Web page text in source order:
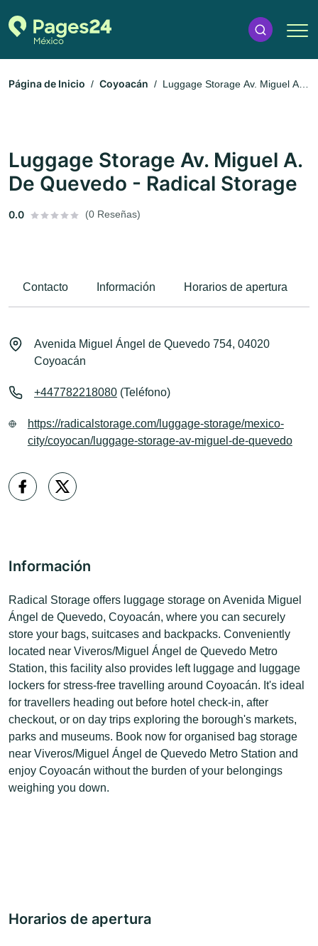
Página de Inicio Coyoacán
Luggage Storage Av. Miguel A.
Luggage Storage Av. Miguel A.
De Quevedo - Radical Storage
0.0 (0 Reseñas)
Contacto Información Horarios de apertura
Avenida Miguel Ángel de Quevedo 754, 04020
Coyoacán
+447782218080 (Teléfono)
https://radicalstorage.com/luggage-storage/mexico-
city/coyocan/luggage-storage-av-miguel-de-quevedo
Información
Radical Storage offers luggage storage on Avenida Miguel
Ángel de Quevedo, Coyoacán, where you can securely
store your bags, suitcases and backpacks. Conveniently
located near Viveros/Miguel Ángel de Quevedo Metro
Station, this facility also provides left luggage and luggage
lockers for stress-free travelling around Coyoacán. It's ideal
for travellers heading out before hotel check-in, after
checkout, or on day trips exploring the borough's markets,
parks and museums. Book now for organised bag storage
near Viveros/Miguel Ángel de Quevedo Metro Station and
enjoy Coyoacán without the burden of your belongings
weighing you down.
Horarios de apertura